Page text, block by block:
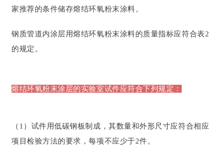
家推荐的条件储存熔结环氧粉末涂料。
钢质管道内涂层用熔结环氧粉末涂料的质量指标应符合表2
的规定。
熔结环氧粉末涂层的实验室试件应符合下列规定：
（1）试件用低碳钢板制成，其数量和外形尺寸应符合相应
项目检验方法的要求，每项不应少于2件。